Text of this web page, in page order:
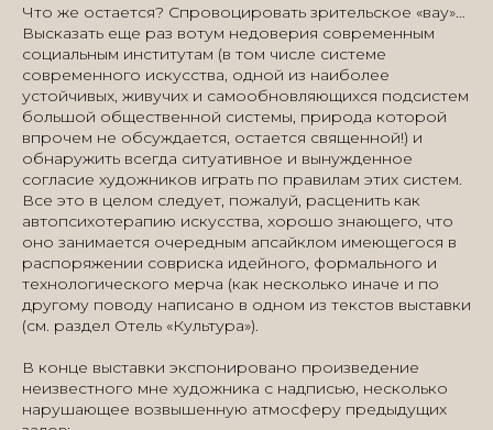
Что же остается? Спровоцировать зрительское «вау»…
Высказать еще раз вотум недоверия современным
социальным институтам (в том числе системе
современного искусства, одной из наиболее
устойчивых, живучих и самообновляющихся подсистем
большой общественной системы, природа которой
впрочем не обсуждается, остается священной!) и
обнаружить всегда ситуативное и вынужденное
согласие художников играть по правилам этих систем.
Все это в целом следует, пожалуй, расценить как
автопсихотерапию искусства, хорошо знающего, что
оно занимается очередным апсайклом имеющегося в
распоряжении совриска идейного, формального и
технологического мерча (как несколько иначе и по
другому поводу написано в одном из текстов выставки
(см. раздел Отель «Культура»).
В конце выставки экспонировано произведение
неизвестного мне художника с надписью, несколько
нарушающее возвышенную атмосферу предыдущих